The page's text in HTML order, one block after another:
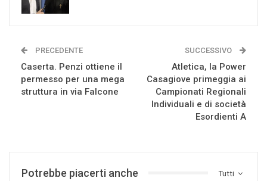
PRECEDENTE
Caserta. Penzi ottiene il
permesso per una mega
struttura in via Falcone
SUCCESSIVO
Atletica, la Power
Casagiove primeggia ai
Campionati Regionali
Individuali e di società
Esordienti A
Tutti
Potrebbe piacerti anche